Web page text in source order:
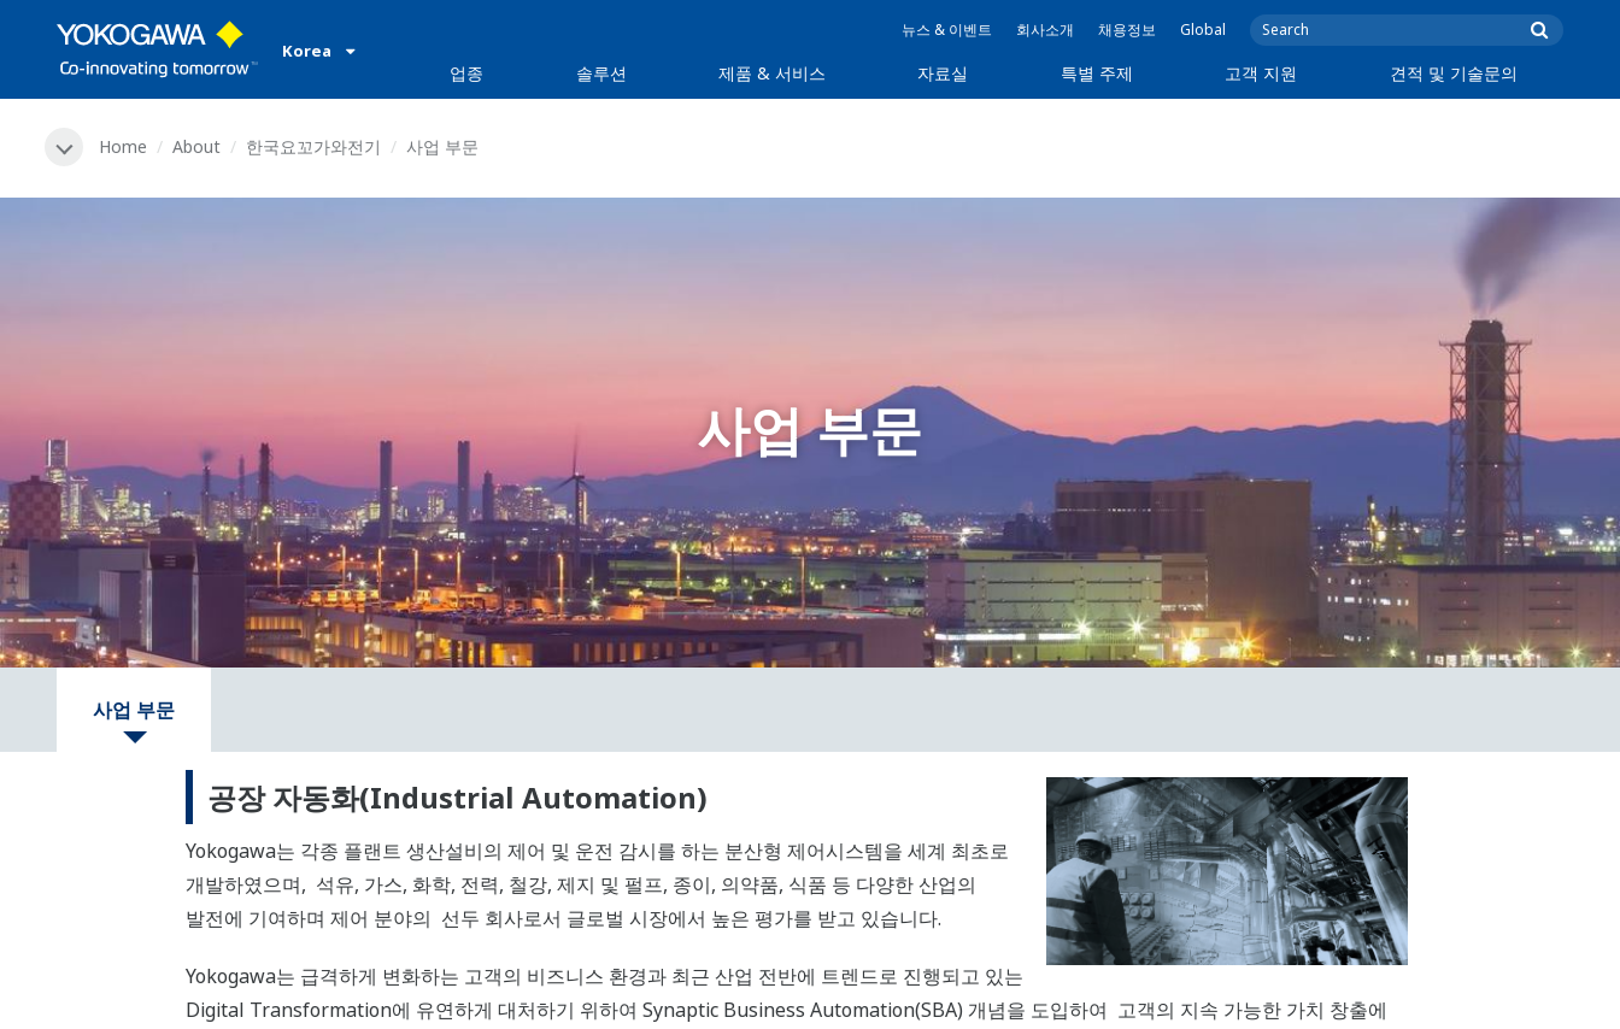
Korea
뉴스 & 이벤트 회사소개 채용정보 Global
업종 솔루션 제품 & 서비스 자료실 특별 주제 고객 지원 견적 및 기술문의
Home About 한국요꼬가와전기 사업 부문
사업 부문
사업 부문
공장 자동화(Industrial Automation)
Yokogawa는 각종 플랜트 생산설비의 제어 및 운전 감시를 하는 분산형 제어시스템을 세계 최초로
개발하였으며, 석유, 가스, 화학, 전력, 철강, 제지 및 펄프, 종이, 의약품, 식품 등 다양한 산업의
발전에 기여하며 제어 분야의 선두 회사로서 글로벌 시장에서 높은 평가를 받고 있습니다.
Yokogawa는 급격하게 변화하는 고객의 비즈니스 환경과 최근 산업 전반에 트렌드로 진행되고 있는
Digital Transformation에 유연하게 대처하기 위하여 Synaptic Business Automation(SBA) 개념을 도입하여 고객의 지속 가능한 가치 창출에